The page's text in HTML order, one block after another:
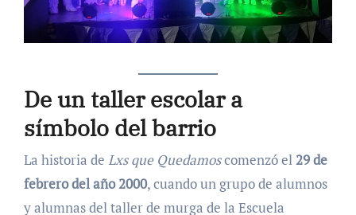
De un taller escolar a
símbolo del barrio
La historia de Lxs que Quedamoscomenzó el 29 de
febrero del año 2000, cuando un grupo de alumnos
y alumnas del taller de murga de la Escuela